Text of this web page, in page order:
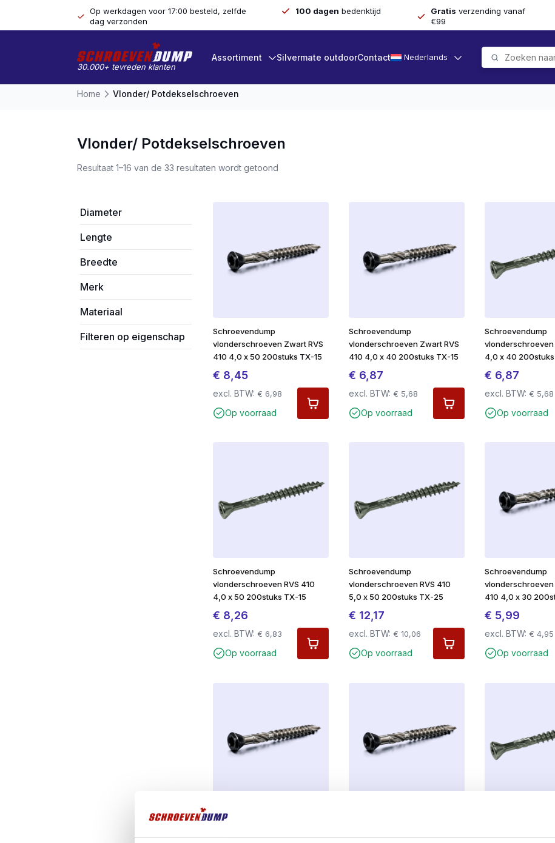
Op werkdagen voor 17:00 besteld, zelfde
dag verzonden
100 dagen bedenktijd Gratis verzending vanaf
€99
30.000+ tevreden klanten
Assortiment Silvermate outdoorContact Nederlands
Home Vlonder/ Potdekselschroeven
Vlonder/ Potdekselschroeven
Resultaat 1–16 van de 33 resultaten wordt getoondGesorteerd
Diameter
Lengte
Breedte
Merk
Materiaal
Filteren op eigenschap
Schroevendump
vlonderschroeven Zwart RVS
410 4,0 x 50 200stuks TX-15
€ 8,45
excl. BTW: € 6,98
Op voorraad
Schroevendump
vlonderschroeven Zwart RVS
410 4,0 x 40 200stuks TX-15
€ 6,87
excl. BTW: € 5,68
Op voorraad
Schroevendump
vlonderschroeven
4,0 x 40 200stuks
€ 6,87
excl. BTW: € 5,68
Op voorraad
Schroevendump
vlonderschroeven RVS 410
4,0 x 50 200stuks TX-15
€ 8,26
excl. BTW: € 6,83
Op voorraad
Schroevendump
vlonderschroeven RVS 410
5,0 x 50 200stuks TX-25
€ 12,17
excl. BTW: € 10,06
Op voorraad
Schroevendump
vlonderschroeven
410 4,0 x 30
€ 5,99
excl. BTW: € 4,95
Op voorraad
Schroevendump
410 4,0 x 60 200stuks TX-15
410 5,0 x 60 200stuks TX-25
4,0 x 60 200stuks